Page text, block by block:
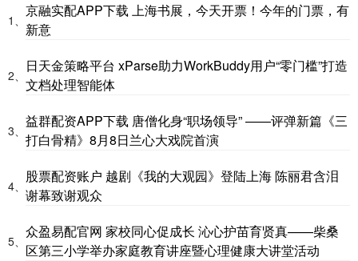
1、
京融实配APP下载 上海书展，今天开票！今年的门票，有
新意
2、
日天金策略平台 xParse助力WorkBuddy用户“零门槛”打造
文档处理智能体
3、
益群配资APP下载 唐僧化身“职场领导” ——评弹新篇《三
打白骨精》8月8日兰心大戏院首演
4、
股票配资账户 越剧《我的大观园》登陆上海 陈丽君含泪
谢幕致谢观众
5、
众盈易配官网 家校同心促成长 沁心护苗育贤真——柴桑
区第三小学举办家庭教育讲座暨心理健康大讲堂活动